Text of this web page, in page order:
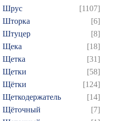
Шрус
[1107]
Шторка
[6]
Штуцер
[8]
Щека
[18]
Щетка
[31]
Щетки
[58]
Щётки
[124]
Щеткодержатель
[14]
Щёточный
[7]